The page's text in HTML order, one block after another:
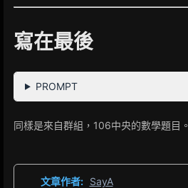
寫在最後
PROMPT
同樣是來自群組，106中央的數學題目。
文章作者: SayA